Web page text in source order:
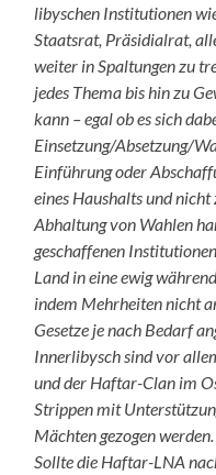
libyschen Institutionen
Staatsrat, Präsidialrat,
weiter in Spaltungen zu
jedes Thema bis hin zu
kann – egal ob es sich
Einsetzung/Absetzung/
Einführung oder
eines Haushalts und
Abhaltung von Wahlen
geschaffenen
Land in eine ewig
indem Mehrheiten nicht
Gesetze je nach Bedarf
Innerlibysch sind vor
und der Haftar-Clan im
Strippen mit
Mächten gezogen werden.
Sollte die Haftar-LNA